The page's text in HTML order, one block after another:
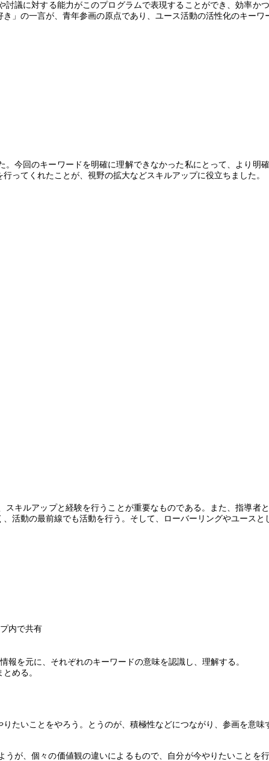
議に対する能力がこのプログラムで表現することができ、効率
」の一言が、青年参画の原点であり、ユース活動の活性化のキーワ
今回のキーワードを明確に理解できなかった私にとって、より明
ってくれたことが、視野の拡大などスキルアップに役立ちました。
キルアップと経験を行うことが重要なものである。また、指導者
活動の最前線でも活動を行う。そして、ローバーリングやユース
内で共有
を元に、それぞれのキーワードの意味を認識し、理解する。
める。
たいことをやろう。とうのが、積極性などにつながり、参画を意味
が、個々の価値観の違いによるもので、自分が今やりたいこと